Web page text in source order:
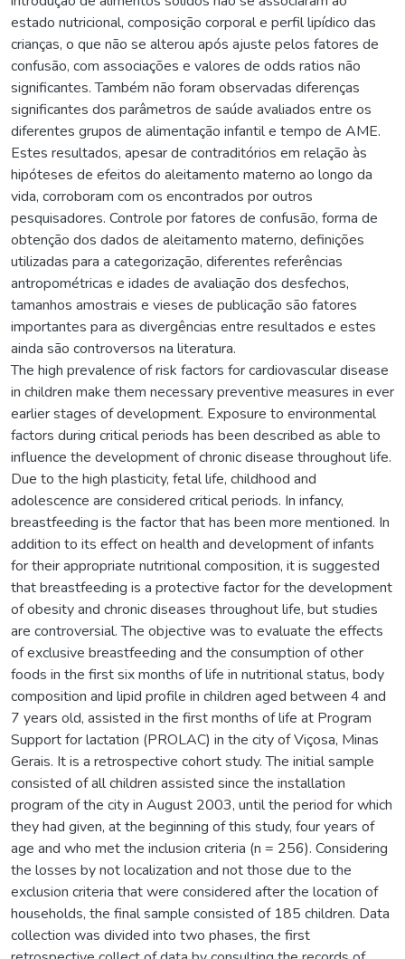
estado nutricional, composição corporal e perfil lipídico das
crianças, o que não se alterou após ajuste pelos fatores de
confusão, com associações e valores de odds ratios não
significantes. Também não foram observadas diferenças
significantes dos parâmetros de saúde avaliados entre os
diferentes grupos de alimentação infantil e tempo de AME.
Estes resultados, apesar de contraditórios em relação às
hipóteses de efeitos do aleitamento materno ao longo da
vida, corroboram com os encontrados por outros
pesquisadores. Controle por fatores de confusão, forma de
obtenção dos dados de aleitamento materno, definições
utilizadas para a categorização, diferentes referências
antropométricas e idades de avaliação dos desfechos,
tamanhos amostrais e vieses de publicação são fatores
importantes para as divergências entre resultados e estes
ainda são controversos na literatura.
The high prevalence of risk factors for cardiovascular disease
in children make them necessary preventive measures in ever
earlier stages of development. Exposure to environmental
factors during critical periods has been described as able to
influence the development of chronic disease throughout life.
Due to the high plasticity, fetal life, childhood and
adolescence are considered critical periods. In infancy,
breastfeeding is the factor that has been more mentioned. In
addition to its effect on health and development of infants
for their appropriate nutritional composition, it is suggested
that breastfeeding is a protective factor for the development
of obesity and chronic diseases throughout life, but studies
are controversial. The objective was to evaluate the effects
of exclusive breastfeeding and the consumption of other
foods in the first six months of life in nutritional status, body
composition and lipid profile in children aged between 4 and
7 years old, assisted in the first months of life at Program
Support for lactation (PROLAC) in the city of Viçosa, Minas
Gerais. It is a retrospective cohort study. The initial sample
consisted of all children assisted since the installation
program of the city in August 2003, until the period for which
they had given, at the beginning of this study, four years of
age and who met the inclusion criteria (n = 256). Considering
the losses by not localization and not those due to the
exclusion criteria that were considered after the location of
households, the final sample consisted of 185 children. Data
collection was divided into two phases, the first